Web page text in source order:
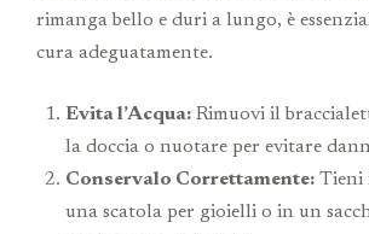
rimanga bello e duri a lungo, è
cura adeguatamente.
Evita l’Acqua: Rimuovi il
la doccia o nuotare per evitare
Conservalo Correttamente: Tieni
una scatola per gioielli o in un